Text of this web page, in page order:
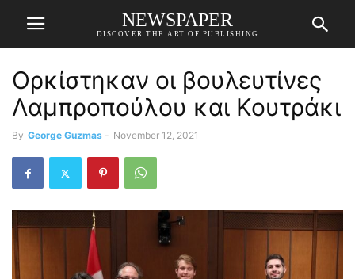
NEWSPAPER
DISCOVER THE ART OF PUBLISHING
Ορκίστηκαν οι βουλευτίνες
Λαμπροπούλου και Κουτράκι
By George Guzmas - November 12, 2021